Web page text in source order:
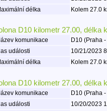
délka
Kolem 27.0
D10 kilometr 27.00, délka
komunikace
D10 (Praha
události
10/21/2023
délka
Kolem 27.0
D10 kilometr 27.00, délka
komunikace
D10 (Praha
události
10/20/2023